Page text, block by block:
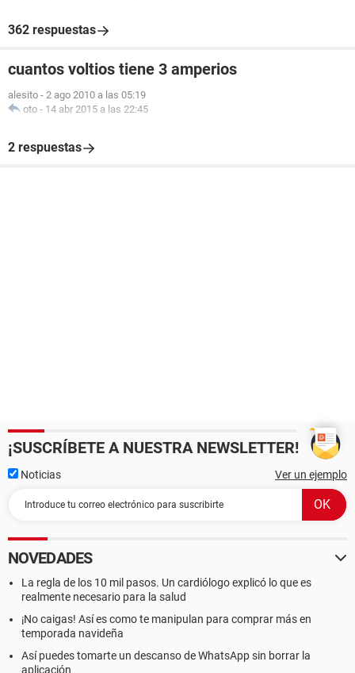
362 respuestas
cuantos voltios tiene 3 amperios
alesito - 2 ago 2010 a las 05:19
oto - 14 abr 2015 a las 22:45
2 respuestas
¡SUSCRÍBETE A NUESTRA NEWSLETTER!
Noticias Ver un ejemplo
NOVEDADES
La regla de los 10 mil pasos. Un cardiólogo explicó lo que es
realmente necesario para la salud
¡No caigas! Así es como te manipulan para comprar más en
temporada navideña
Así puedes tomarte un descanso de WhatsApp sin borrar la
aplicación